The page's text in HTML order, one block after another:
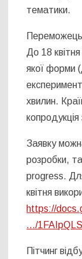
тематики.
Переможець
До 18
якої форми
хвилин.
Заявку
розробки,
progress.
квітня
https://
…/
Пітчинг